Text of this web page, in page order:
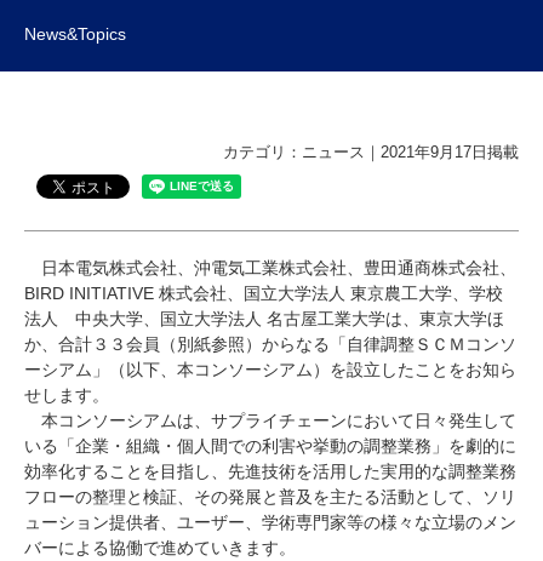
研究・産学官連携
国際交流
研究・教員Navi
受験生 在学生
卒業生
企業・研究者
地域・一般
寄附のお願い
アクセス
キャンパスマップ お問い合わせ English 資料請求
News&Topics
カテゴリ：ニュース｜2021年9月17日掲載
日本電気株式会社、沖電気工業株式会社、豊田通商株式会社、
BIRD INITIATIVE 株式会社、国立大学法人 東京農工大学、学校
法人 中央大学、国立大学法人 名古屋工業大学は、東京大学ほ
か、合計３３会員（別紙参照）からなる「自律調整ＳＣＭコンソ
ーシアム」（以下、本コンソーシアム）を設立したことをお知ら
せします。
本コンソーシアムは、サプライチェーンにおいて日々発生して
いる「企業・組織・個人間での利害や挙動の調整業務」を劇的に
効率化することを目指し、先進技術を活用した実用的な調整業務
フローの整理と検証、その発展と普及を主たる活動として、ソリ
ューション提供者、ユーザー、学術専門家等の様々な立場のメン
バーによる協働で進めていきます。